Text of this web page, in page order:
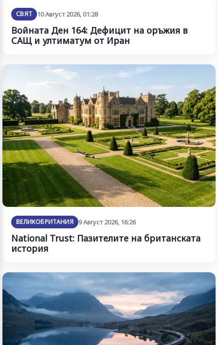
СВЯТ 10 Август 2026, 01:28
Войната Ден 164: Дефицит на оръжия в
САЩ и ултиматум от Иран
ВЕЛИКОБРИТАНИЯ 9 Август 2026, 16:26
National Trust: Пазителите на британската
история